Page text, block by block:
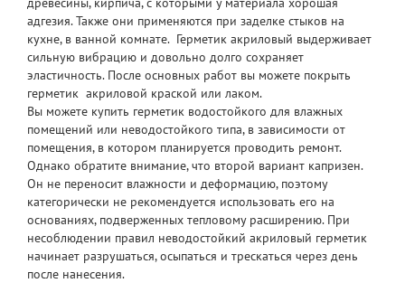
адгезия. Также они применяются при заделке стыков на
кухне, в ванной комнате. Герметик акриловый выдерживает
сильную вибрацию и довольно долго сохраняет
эластичность. После основных работ вы можете покрыть
герметик акриловой краской или лаком.
Вы можете купить герметик водостойкого для влажных
помещений или неводостойкого типа, в зависимости от
помещения, в котором планируется проводить ремонт.
Однако обратите внимание, что второй вариант капризен.
Он не переносит влажности и деформацию, поэтому
категорически не рекомендуется использовать его на
основаниях, подверженных тепловому расширению. При
несоблюдении правил неводостойкий акриловый герметик
начинает разрушаться, осыпаться и трескаться через день
после нанесения.